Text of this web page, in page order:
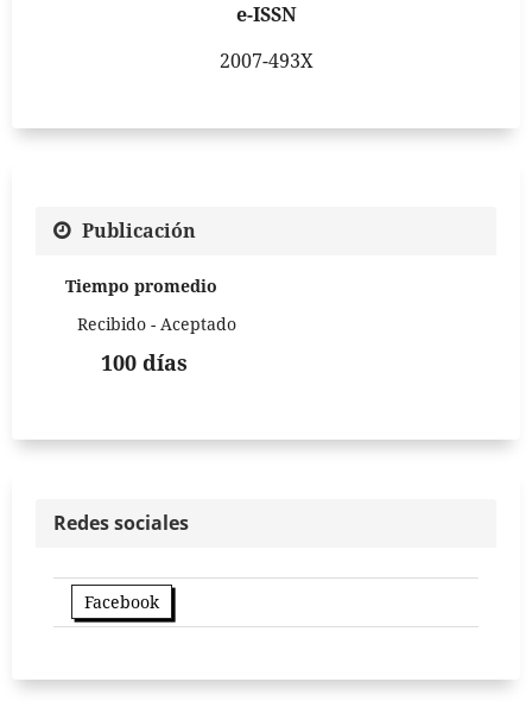
e-ISSN
2007-493X
Publicación
Tiempo promedio
Recibido - Aceptado
100 días
Redes sociales
Facebook